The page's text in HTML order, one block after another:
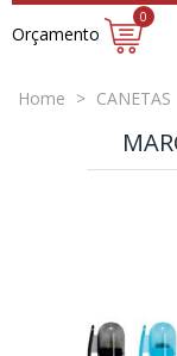
Orçamento
0
Home > CANETAS